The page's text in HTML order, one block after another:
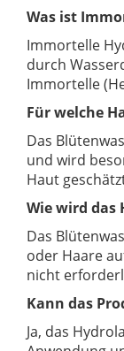
Was ist
Immortelle
durch
Immortelle
Für welche
Das
und wird
Haut
Wie wird das
Das
oder Haare
nicht
Kann das
Ja, das